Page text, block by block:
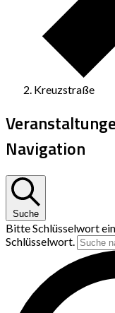
Kreuzstraße
Navigation
Suche
Bitte Schlüsselwort
Schlüsselwort.